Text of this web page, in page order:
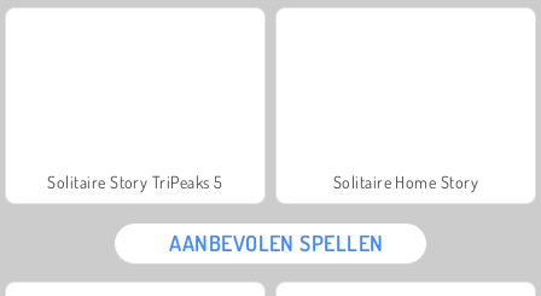
Solitaire Story TriPeaks 5 Solitaire Home Story
AANBEVOLEN SPELLEN